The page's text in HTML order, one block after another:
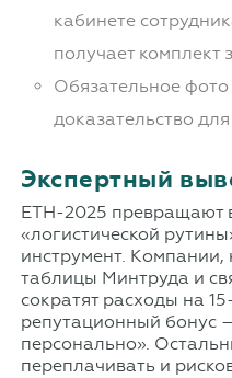
кабинете
получает комплект
Обязательное
доказательство
Экспертный
ЕТН-2025 превращают
«логистической
инструмент. Компании,
таблицы Минтруда и
сократят расходы на
репутационный бонус
персонально».
переплачивать и